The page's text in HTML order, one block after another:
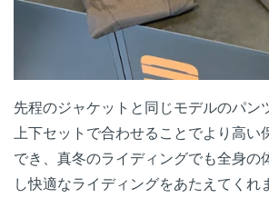
先程のジャケットと同じモデルのパン
上下セットで合わせることでより高い
でき、真冬のライディングでも全身の
し快適なライディングをあたえてくれ